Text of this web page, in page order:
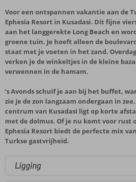
Voor een ontspannen vakantie aan de
Ephesia Resort in Kusadasi. Dit fijne
aan het langgerekte Long Beach en
groene tuin. Je hoeft alleen de
staat met je voeten in het zand.
verken je de winkeltjes in de kleine
verwennen in de hamam.
’s Avonds schuif je aan bij het buffet,
zie je de zon langzaam ondergaan in
centrum van Kusadasi ligt op korte
met de dolmus. Of je nu komt voor rust
Ephesia Resort biedt de perfecte mix
Turkse gastvrijheid.
Ligging